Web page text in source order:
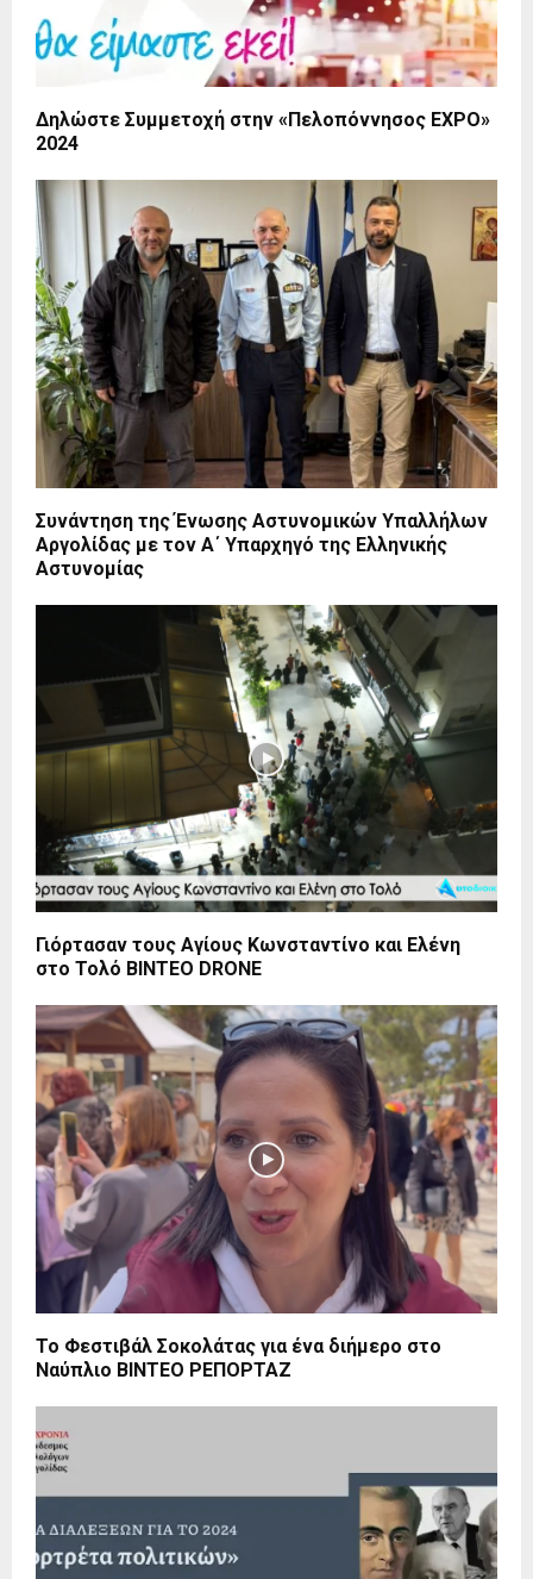
Δηλώστε Συμμετοχή στην «Πελοπόννησος ΕΧΡΟ»
2024
Συνάντηση της Ένωσης Αστυνομικών Υπαλλήλων
Αργολίδας με τον Α΄ Υπαρχηγό της Ελληνικής
Αστυνομίας
Γιόρτασαν τους Αγίους Κωνσταντίνο και Ελένη
στο Τολό ΒΙΝΤΕΟ DRONE
Το Φεστιβάλ Σοκολάτας για ένα διήμερο στο
Ναύπλιο ΒΙΝΤΕΟ ΡΕΠΟΡΤΑΖ